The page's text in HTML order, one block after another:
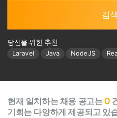
검색
당신을 위한 추천
Laravel Java NodeJS
현재 일치하는 채용 공고는 0
기회는 다양하게 제공되고 있